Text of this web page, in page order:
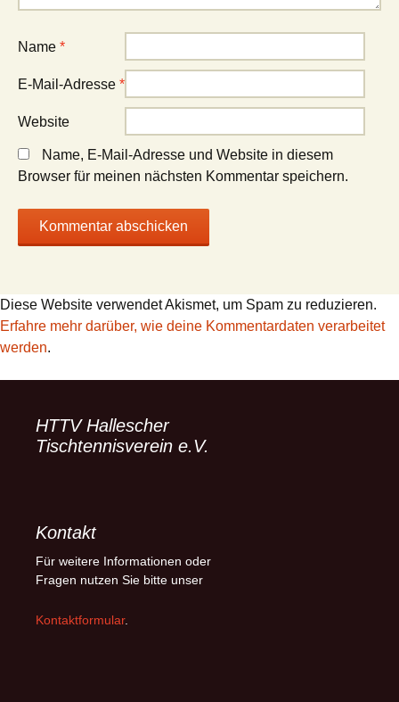
Name *
E-Mail-Adresse *
Website
Name, E-Mail-Adresse und Website in diesem
Browser für meinen nächsten Kommentar speichern.
Diese Website verwendet Akismet, um Spam zu reduzieren.
Erfahre mehr darüber, wie deine Kommentardaten verarbeitet
werden.
HTTV Hallescher
Tischtennisverein e.V.
Kontakt
Für weitere Informationen oder
Fragen nutzen Sie bitte unser
Kontaktformular.